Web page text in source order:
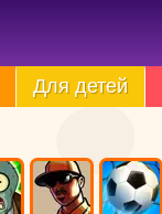
Для детей